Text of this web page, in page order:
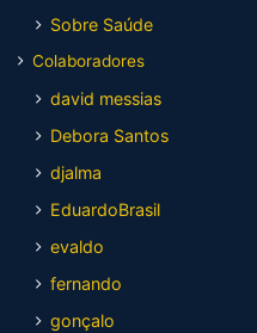
Sobre Saúde
Colaboradores
david messias
Debora Santos
djalma
EduardoBrasil
evaldo
fernando
gonçalo